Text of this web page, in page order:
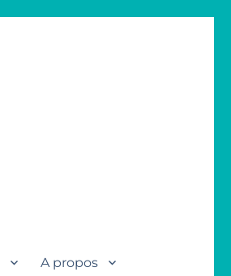
A propos